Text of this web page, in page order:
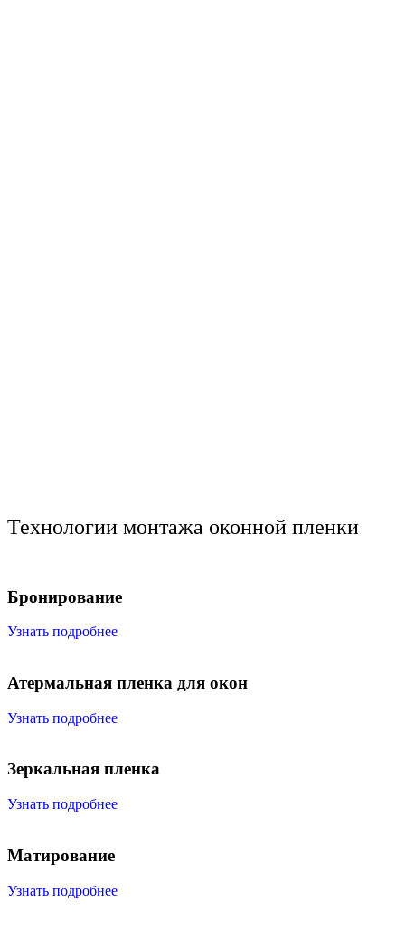
Технологии монтажа оконной пленки
Бронирование
Узнать подробнее
Атермальная пленка для окон
Узнать подробнее
Зеркальная пленка
Узнать подробнее
Матирование
Узнать подробнее